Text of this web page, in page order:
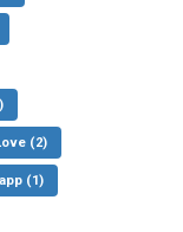
(2)
(1)